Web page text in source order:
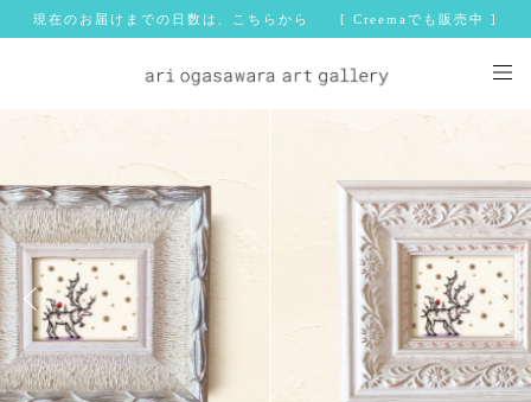
現在のお届けまでの日数は、こちらから [ Creemaでも販売中 ]